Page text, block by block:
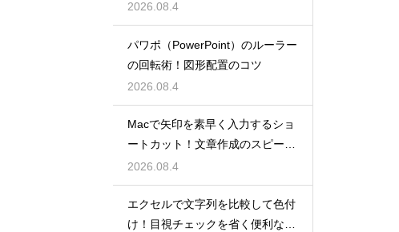
2026.08.4
パワポ（PowerPoint）のルーラー
の回転術！図形配置のコツ
2026.08.4
Macで矢印を素早く入力するショ
ートカット！文章作成のスピード
を上げる
2026.08.4
エクセルで文字列を比較して色付
け！目視チェックを省く便利な関